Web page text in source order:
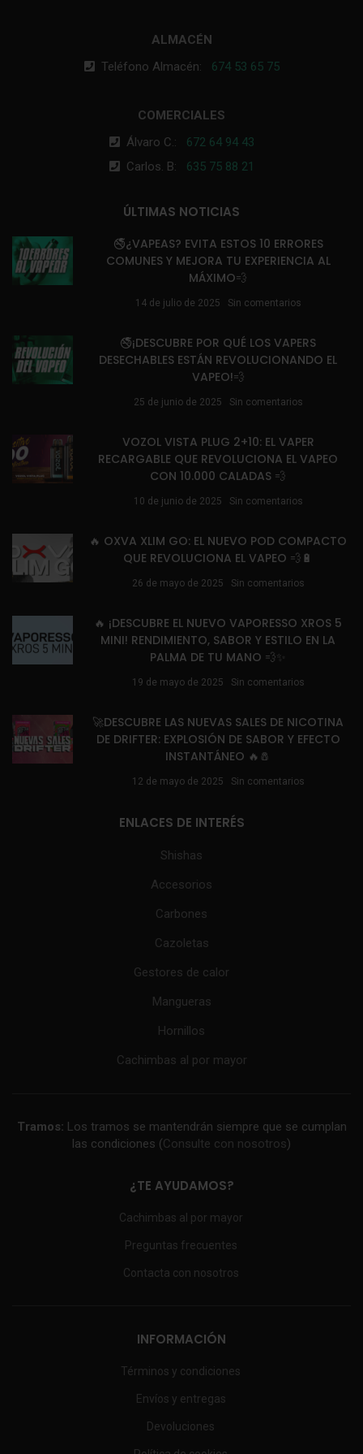
ALMACÉN
Teléfono Almacén: 674 53 65 75
COMERCIALES
Álvaro C.: 672 64 94 43
Carlos. B: 635 75 88 21
ÚLTIMAS NOTICIAS
🚭¿VAPEAS? EVITA ESTOS 10 ERRORES
COMUNES Y MEJORA TU EXPERIENCIA AL
MÁXIMO💨
14 de julio de 2025 Sin comentarios
🚭¡DESCUBRE POR QUÉ LOS VAPERS
DESECHABLES ESTÁN REVOLUCIONANDO EL
VAPEO!💨
25 de junio de 2025 Sin comentarios
VOZOL VISTA PLUG 2+10: EL VAPER
RECARGABLE QUE REVOLUCIONA EL VAPEO
CON 10.000 CALADAS 💨
10 de junio de 2025 Sin comentarios
🔥 OXVA XLIM GO: EL NUEVO POD COMPACTO
QUE REVOLUCIONA EL VAPEO 💨🔋
26 de mayo de 2025 Sin comentarios
🔥 ¡DESCUBRE EL NUEVO VAPORESSO XROS 5
MINI! RENDIMIENTO, SABOR Y ESTILO EN LA
PALMA DE TU MANO 💨✨
19 de mayo de 2025 Sin comentarios
🚀DESCUBRE LAS NUEVAS SALES DE NICOTINA
DE DRIFTER: EXPLOSIÓN DE SABOR Y EFECTO
INSTANTÁNEO 🔥🧂
12 de mayo de 2025 Sin comentarios
ENLACES DE INTERÉS
Shishas
Accesorios
Carbones
Cazoletas
Gestores de calor
Mangueras
Hornillos
Cachimbas al por mayor
Tramos: Los tramos se mantendrán siempre que se cumplan
las condiciones (Consulte con nosotros)
¿TE AYUDAMOS?
Cachimbas al por mayor
Preguntas frecuentes
Contacta con nosotros
INFORMACIÓN
Términos y condiciones
Envíos y entregas
Devoluciones